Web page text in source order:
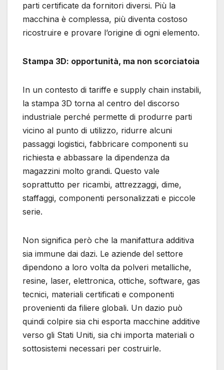
parti certificate da fornitori diversi. Più la
macchina è complessa, più diventa costoso
ricostruire e provare l’origine di ogni elemento.
Stampa 3D: opportunità, ma non scorciatoia
In un contesto di tariffe e supply chain instabili,
la stampa 3D torna al centro del discorso
industriale perché permette di produrre parti
vicino al punto di utilizzo, ridurre alcuni
passaggi logistici, fabbricare componenti su
richiesta e abbassare la dipendenza da
magazzini molto grandi. Questo vale
soprattutto per ricambi, attrezzaggi, dime,
staffaggi, componenti personalizzati e piccole
serie.
Non significa però che la manifattura additiva
sia immune dai dazi. Le aziende del settore
dipendono a loro volta da polveri metalliche,
resine, laser, elettronica, ottiche, software, gas
tecnici, materiali certificati e componenti
provenienti da filiere globali. Un dazio può
quindi colpire sia chi esporta macchine additive
verso gli Stati Uniti, sia chi importa materiali o
sottosistemi necessari per costruirle.